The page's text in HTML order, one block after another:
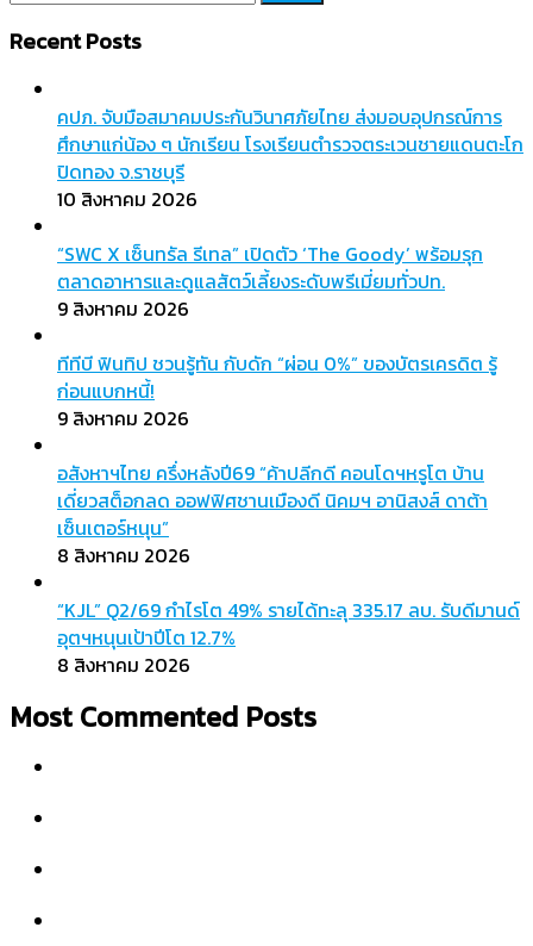
สำหรับ:
Recent Posts
คปภ. จับมือสมาคมประกันวินาศภัยไทย ส่งมอบอุปกรณ์การ
ศึกษาแก่น้อง ๆ นักเรียน โรงเรียนตำรวจตระเวนชายแดนตะโก
ปิดทอง จ.ราชบุรี
10 สิงหาคม 2026
“SWC X เซ็นทรัล รีเทล” เปิดตัว ‘The Goody’ พร้อมรุก
ตลาดอาหารและดูแลสัตว์เลี้ยงระดับพรีเมี่ยมทั่วปท.
9 สิงหาคม 2026
ทีทีบี ฟินทิป ชวนรู้ทัน กับดัก “ผ่อน 0%” ของบัตรเครดิต รู้
ก่อนแบกหนี้!
9 สิงหาคม 2026
อสังหาฯไทย ครึ่งหลังปี69 “ค้าปลีกดี คอนโดฯหรูโต บ้าน
เดี่ยวสต็อกลด ออฟฟิศชานเมืองดี นิคมฯ อานิสงส์ ดาต้า
เซ็นเตอร์หนุน”
8 สิงหาคม 2026
“KJL” Q2/69 กำไรโต 49% รายได้ทะลุ 335.17 ลบ. รับดีมานด์
อุตฯหนุนเป้าปีโต 12.7%
8 สิงหาคม 2026
Most Commented Posts